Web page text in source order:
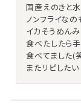
国産えのきと
ノンフライな
イカそうめん
食べたしたら
食べてました(
またリピしたい